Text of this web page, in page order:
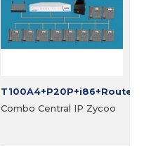
T100A4+P20P+i86+Router
Combo Central IP Zycoo